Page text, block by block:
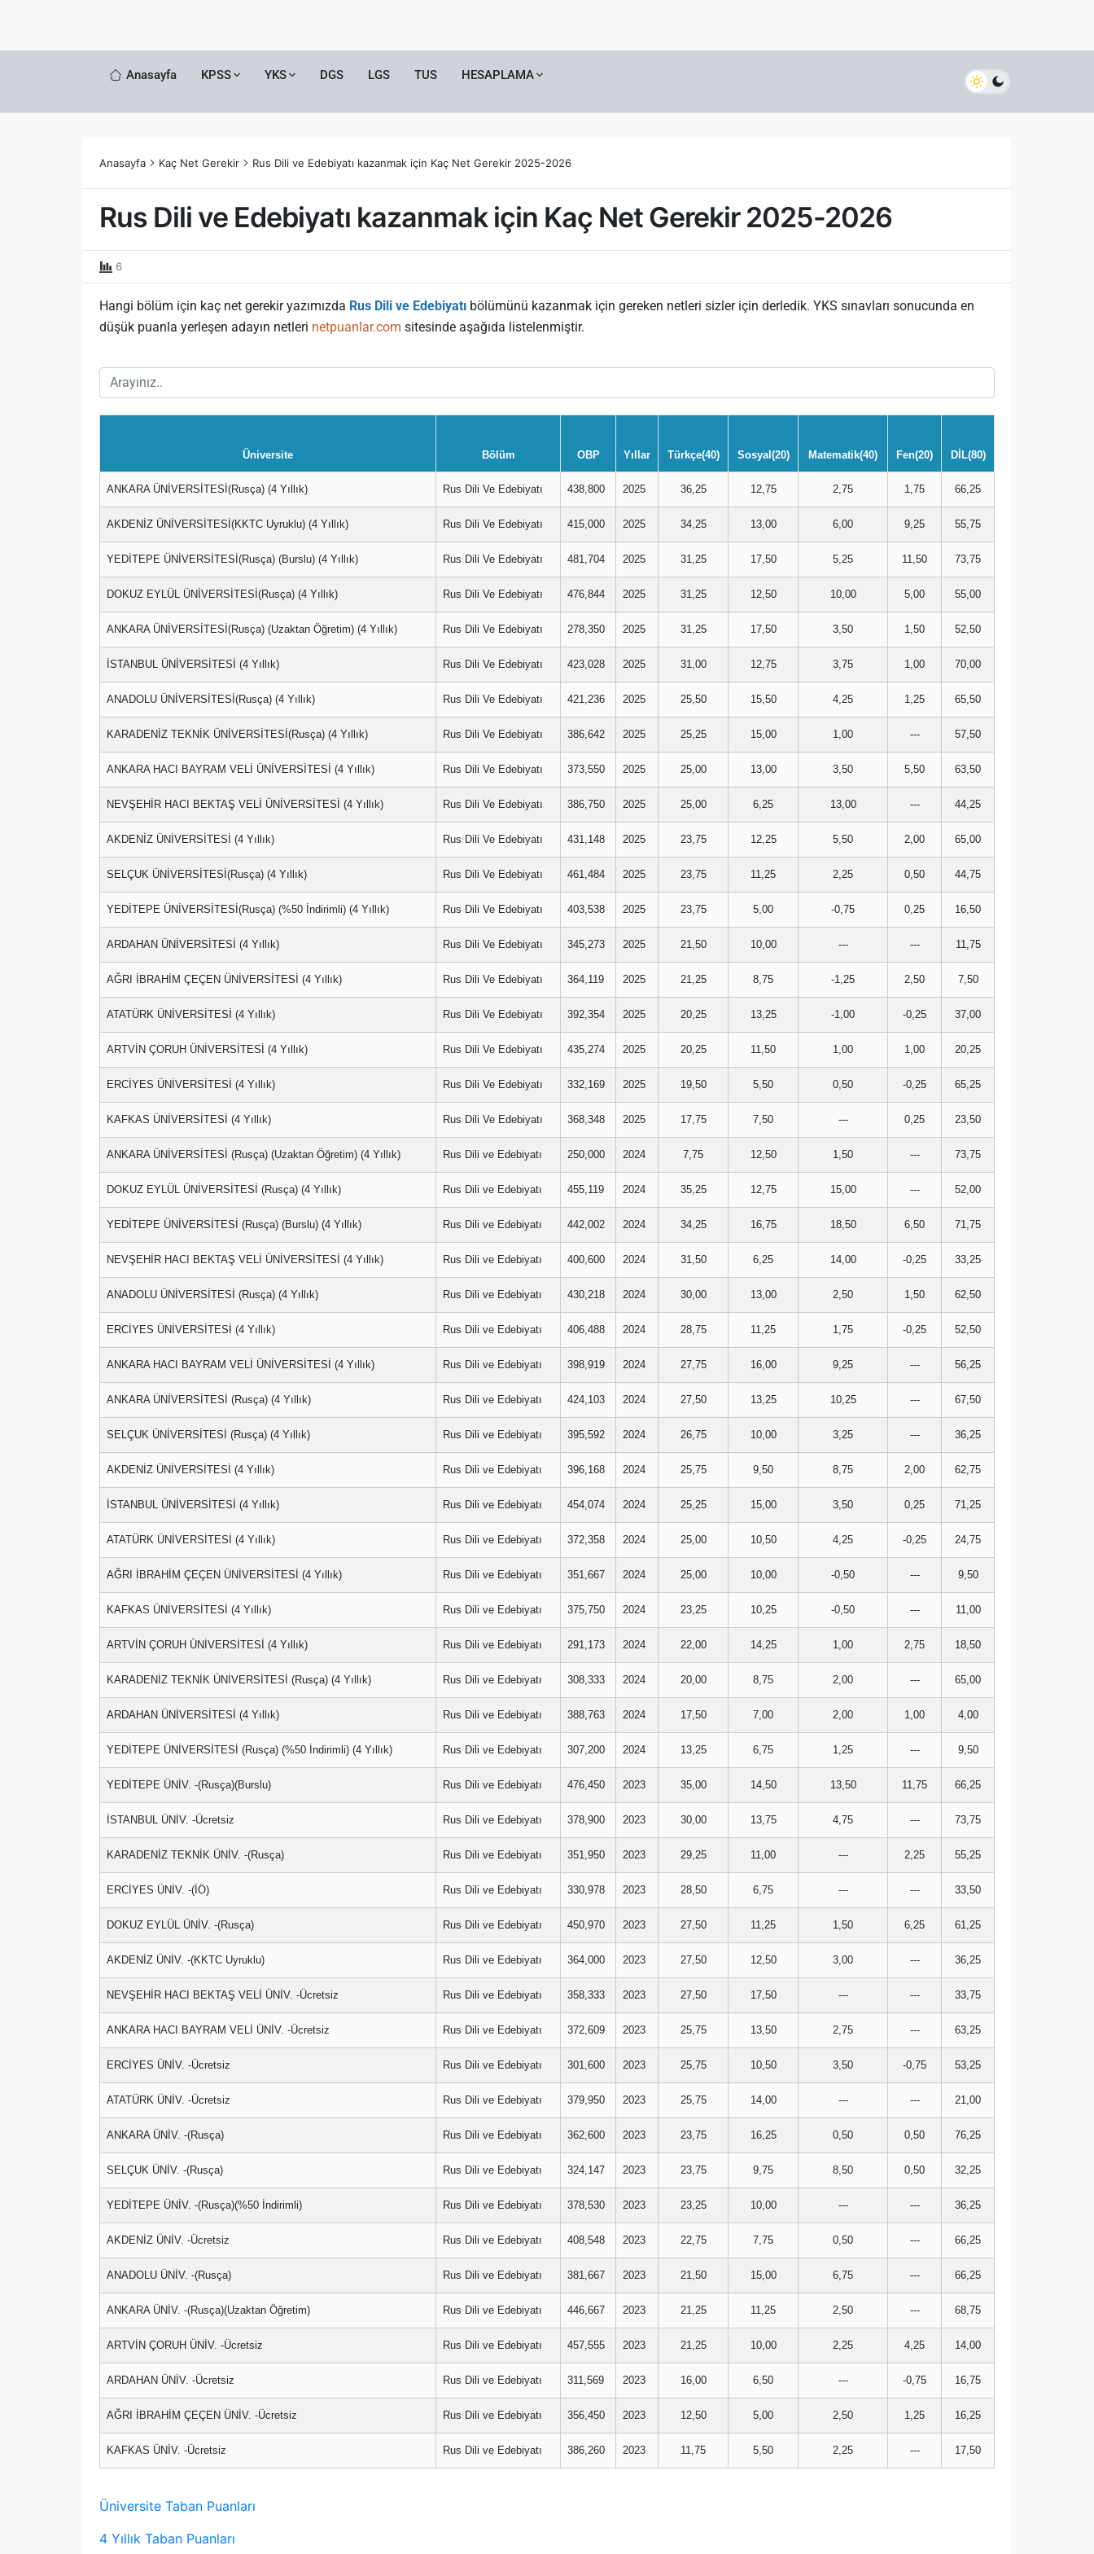
Anasayfa KPSS YKS DGS LGS TUS HESAPLAMA
Anasayfa Kaç Net Gerekir Rus Dili ve Edebiyatı kazanmak için Kaç Net Gerekir 2025-2026
Rus Dili ve Edebiyatı kazanmak için Kaç Net Gerekir 2025-2026
6
Hangi bölüm için kaç net gerekir yazımızda Rus Dili ve Edebiyatı bölümünü kazanmak için gereken netleri sizler için derledik. YKS sınavları sonucunda en
düşük puanla yerleşen adayın netleri netpuanlar.com sitesinde aşağıda listelenmiştir.
Üniversite Bölüm OBP Yıllar Türkçe(40) Sosyal(20) Matematik(40) Fen(20) DİL(80)
ANKARA ÜNİVERSİTESİ(Rusça) (4 Yıllık) Rus Dili Ve Edebiyatı 438,800 2025 36,25 12,75 2,75 1,75 66,25
AKDENİZ ÜNİVERSİTESİ(KKTC Uyruklu) (4 Yıllık) Rus Dili Ve Edebiyatı 415,000 2025 34,25 13,00 6,00 9,25 55,75
YEDİTEPE ÜNİVERSİTESİ(Rusça) (Burslu) (4 Yıllık) Rus Dili Ve Edebiyatı 481,704 2025 31,25 17,50 5,25 11,50 73,75
DOKUZ EYLÜL ÜNİVERSİTESİ(Rusça) (4 Yıllık) Rus Dili Ve Edebiyatı 476,844 2025 31,25 12,50 10,00 5,00 55,00
ANKARA ÜNİVERSİTESİ(Rusça) (Uzaktan Öğretim) (4 Yıllık) Rus Dili Ve Edebiyatı 278,350 2025 31,25 17,50 3,50 1,50 52,50
İSTANBUL ÜNİVERSİTESİ (4 Yıllık) Rus Dili Ve Edebiyatı 423,028 2025 31,00 12,75 3,75 1,00 70,00
ANADOLU ÜNİVERSİTESİ(Rusça) (4 Yıllık) Rus Dili Ve Edebiyatı 421,236 2025 25,50 15,50 4,25 1,25 65,50
KARADENİZ TEKNİK ÜNİVERSİTESİ(Rusça) (4 Yıllık) Rus Dili Ve Edebiyatı 386,642 2025 25,25 15,00 1,00 --- 57,50
ANKARA HACI BAYRAM VELİ ÜNİVERSİTESİ (4 Yıllık) Rus Dili Ve Edebiyatı 373,550 2025 25,00 13,00 3,50 5,50 63,50
NEVŞEHİR HACI BEKTAŞ VELİ ÜNİVERSİTESİ (4 Yıllık) Rus Dili Ve Edebiyatı 386,750 2025 25,00 6,25 13,00 --- 44,25
AKDENİZ ÜNİVERSİTESİ (4 Yıllık) Rus Dili Ve Edebiyatı 431,148 2025 23,75 12,25 5,50 2,00 65,00
SELÇUK ÜNİVERSİTESİ(Rusça) (4 Yıllık) Rus Dili Ve Edebiyatı 461,484 2025 23,75 11,25 2,25 0,50 44,75
YEDİTEPE ÜNİVERSİTESİ(Rusça) (%50 İndirimli) (4 Yıllık) Rus Dili Ve Edebiyatı 403,538 2025 23,75 5,00 -0,75 0,25 16,50
ARDAHAN ÜNİVERSİTESİ (4 Yıllık) Rus Dili Ve Edebiyatı 345,273 2025 21,50 10,00 --- --- 11,75
AĞRI İBRAHİM ÇEÇEN ÜNİVERSİTESİ (4 Yıllık) Rus Dili Ve Edebiyatı 364,119 2025 21,25 8,75 -1,25 2,50 7,50
ATATÜRK ÜNİVERSİTESİ (4 Yıllık) Rus Dili Ve Edebiyatı 392,354 2025 20,25 13,25 -1,00 -0,25 37,00
ARTVİN ÇORUH ÜNİVERSİTESİ (4 Yıllık) Rus Dili Ve Edebiyatı 435,274 2025 20,25 11,50 1,00 1,00 20,25
ERCİYES ÜNİVERSİTESİ (4 Yıllık) Rus Dili Ve Edebiyatı 332,169 2025 19,50 5,50 0,50 -0,25 65,25
KAFKAS ÜNİVERSİTESİ (4 Yıllık) Rus Dili Ve Edebiyatı 368,348 2025 17,75 7,50 --- 0,25 23,50
ANKARA ÜNİVERSİTESİ (Rusça) (Uzaktan Öğretim) (4 Yıllık) Rus Dili ve Edebiyatı 250,000 2024 7,75 12,50 1,50 --- 73,75
DOKUZ EYLÜL ÜNİVERSİTESİ (Rusça) (4 Yıllık) Rus Dili ve Edebiyatı 455,119 2024 35,25 12,75 15,00 --- 52,00
YEDİTEPE ÜNİVERSİTESİ (Rusça) (Burslu) (4 Yıllık) Rus Dili ve Edebiyatı 442,002 2024 34,25 16,75 18,50 6,50 71,75
NEVŞEHİR HACI BEKTAŞ VELİ ÜNİVERSİTESİ (4 Yıllık) Rus Dili ve Edebiyatı 400,600 2024 31,50 6,25 14,00 -0,25 33,25
ANADOLU ÜNİVERSİTESİ (Rusça) (4 Yıllık) Rus Dili ve Edebiyatı 430,218 2024 30,00 13,00 2,50 1,50 62,50
ERCİYES ÜNİVERSİTESİ (4 Yıllık) Rus Dili ve Edebiyatı 406,488 2024 28,75 11,25 1,75 -0,25 52,50
ANKARA HACI BAYRAM VELİ ÜNİVERSİTESİ (4 Yıllık) Rus Dili ve Edebiyatı 398,919 2024 27,75 16,00 9,25 --- 56,25
ANKARA ÜNİVERSİTESİ (Rusça) (4 Yıllık) Rus Dili ve Edebiyatı 424,103 2024 27,50 13,25 10,25 --- 67,50
SELÇUK ÜNİVERSİTESİ (Rusça) (4 Yıllık) Rus Dili ve Edebiyatı 395,592 2024 26,75 10,00 3,25 --- 36,25
AKDENİZ ÜNİVERSİTESİ (4 Yıllık) Rus Dili ve Edebiyatı 396,168 2024 25,75 9,50 8,75 2,00 62,75
İSTANBUL ÜNİVERSİTESİ (4 Yıllık) Rus Dili ve Edebiyatı 454,074 2024 25,25 15,00 3,50 0,25 71,25
ATATÜRK ÜNİVERSİTESİ (4 Yıllık) Rus Dili ve Edebiyatı 372,358 2024 25,00 10,50 4,25 -0,25 24,75
AĞRI İBRAHİM ÇEÇEN ÜNİVERSİTESİ (4 Yıllık) Rus Dili ve Edebiyatı 351,667 2024 25,00 10,00 -0,50 --- 9,50
KAFKAS ÜNİVERSİTESİ (4 Yıllık) Rus Dili ve Edebiyatı 375,750 2024 23,25 10,25 -0,50 --- 11,00
ARTVİN ÇORUH ÜNİVERSİTESİ (4 Yıllık) Rus Dili ve Edebiyatı 291,173 2024 22,00 14,25 1,00 2,75 18,50
KARADENİZ TEKNİK ÜNİVERSİTESİ (Rusça) (4 Yıllık) Rus Dili ve Edebiyatı 308,333 2024 20,00 8,75 2,00 --- 65,00
ARDAHAN ÜNİVERSİTESİ (4 Yıllık) Rus Dili ve Edebiyatı 388,763 2024 17,50 7,00 2,00 1,00 4,00
YEDİTEPE ÜNİVERSİTESİ (Rusça) (%50 İndirimli) (4 Yıllık) Rus Dili ve Edebiyatı 307,200 2024 13,25 6,75 1,25 --- 9,50
YEDİTEPE ÜNİV. -(Rusça)(Burslu) Rus Dili ve Edebiyatı 476,450 2023 35,00 14,50 13,50 11,75 66,25
İSTANBUL ÜNİV. -Ücretsiz Rus Dili ve Edebiyatı 378,900 2023 30,00 13,75 4,75 --- 73,75
KARADENİZ TEKNİK ÜNİV. -(Rusça) Rus Dili ve Edebiyatı 351,950 2023 29,25 11,00 --- 2,25 55,25
ERCİYES ÜNİV. -(İÖ) Rus Dili ve Edebiyatı 330,978 2023 28,50 6,75 --- --- 33,50
DOKUZ EYLÜL ÜNİV. -(Rusça) Rus Dili ve Edebiyatı 450,970 2023 27,50 11,25 1,50 6,25 61,25
AKDENİZ ÜNİV. -(KKTC Uyruklu) Rus Dili ve Edebiyatı 364,000 2023 27,50 12,50 3,00 --- 36,25
NEVŞEHİR HACI BEKTAŞ VELİ ÜNİV. -Ücretsiz Rus Dili ve Edebiyatı 358,333 2023 27,50 17,50 --- --- 33,75
ANKARA HACI BAYRAM VELİ ÜNİV. -Ücretsiz Rus Dili ve Edebiyatı 372,609 2023 25,75 13,50 2,75 --- 63,25
ERCİYES ÜNİV. -Ücretsiz Rus Dili ve Edebiyatı 301,600 2023 25,75 10,50 3,50 -0,75 53,25
ATATÜRK ÜNİV. -Ücretsiz Rus Dili ve Edebiyatı 379,950 2023 25,75 14,00 --- --- 21,00
ANKARA ÜNİV. -(Rusça) Rus Dili ve Edebiyatı 362,600 2023 23,75 16,25 0,50 0,50 76,25
SELÇUK ÜNİV. -(Rusça) Rus Dili ve Edebiyatı 324,147 2023 23,75 9,75 8,50 0,50 32,25
YEDİTEPE ÜNİV. -(Rusça)(%50 İndirimli) Rus Dili ve Edebiyatı 378,530 2023 23,25 10,00 --- --- 36,25
AKDENİZ ÜNİV. -Ücretsiz Rus Dili ve Edebiyatı 408,548 2023 22,75 7,75 0,50 --- 66,25
ANADOLU ÜNİV. -(Rusça) Rus Dili ve Edebiyatı 381,667 2023 21,50 15,00 6,75 --- 66,25
ANKARA ÜNİV. -(Rusça)(Uzaktan Öğretim) Rus Dili ve Edebiyatı 446,667 2023 21,25 11,25 2,50 --- 68,75
ARTVİN ÇORUH ÜNİV. -Ücretsiz Rus Dili ve Edebiyatı 457,555 2023 21,25 10,00 2,25 4,25 14,00
ARDAHAN ÜNİV. -Ücretsiz Rus Dili ve Edebiyatı 311,569 2023 16,00 6,50 --- -0,75 16,75
AĞRI İBRAHİM ÇEÇEN ÜNİV. -Ücretsiz Rus Dili ve Edebiyatı 356,450 2023 12,50 5,00 2,50 1,25 16,25
KAFKAS ÜNİV. -Ücretsiz Rus Dili ve Edebiyatı 386,260 2023 11,75 5,50 2,25 --- 17,50
Üniversite Taban Puanları
4 Yıllık Taban Puanları